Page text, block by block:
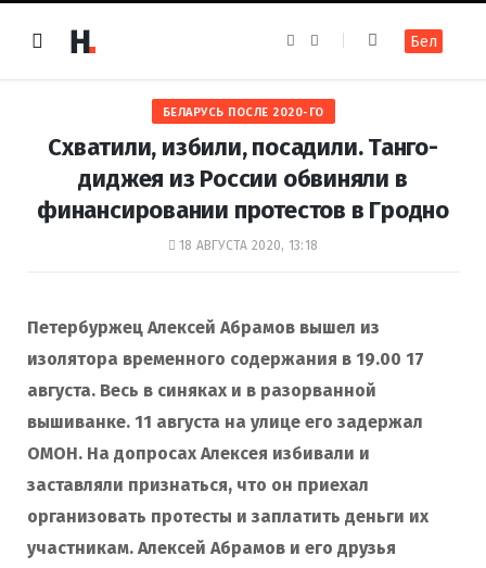
e
b
o
o
k
t
a
g
r
a
m
Бел
БЕЛАРУСЬ ПОСЛЕ 2020-ГО
Схватили, избили, посадили. Танго-
диджея из России обвиняли в
финансировании протестов в Гродно
18 АВГУСТА 2020, 13:18
Петербуржец Алексей Абрамов вышел из
изолятора временного содержания в 19.00 17
августа. Весь в синяках и в разорванной
вышиванке. 11 августа на улице его задержал
ОМОН. На допросах Алексея избивали и
заставляли признаться, что он приехал
организовать протесты и заплатить деньги их
участникам. Алексей Абрамов и его друзья